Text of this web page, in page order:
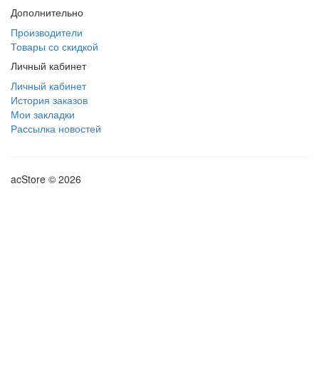
Дополнительно
Производители
Товары со скидкой
Личный кабинет
Личный кабинет
История заказов
Мои закладки
Рассылка новостей
acStore © 2026